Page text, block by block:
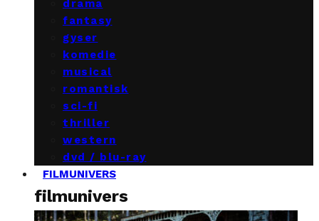
drama
fantasy
gyser
komedie
musical
romantisk
sci-fi
thriller
western
dvd / blu-ray
FILMUNIVERS
filmunivers